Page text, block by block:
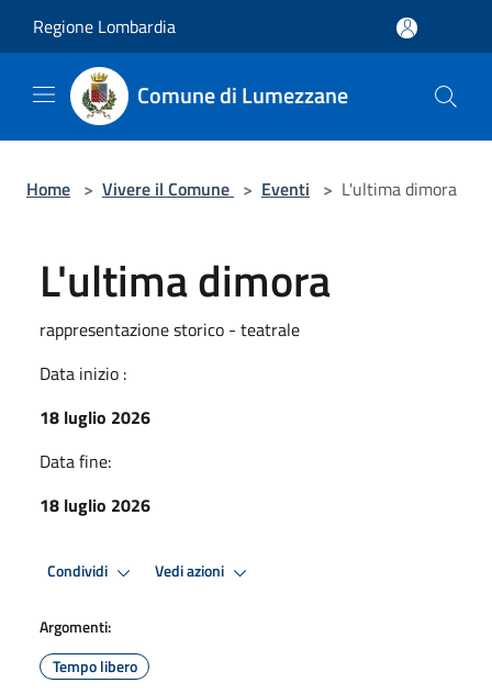
Regione Lombardia
Comune di Lumezzane
Home > Vivere il Comune > Eventi > L'ultima dimora
L'ultima dimora
rappresentazione storico - teatrale
Data inizio :
18 luglio 2026
Data fine:
18 luglio 2026
Condividi Vedi azioni
Argomenti:
Tempo libero